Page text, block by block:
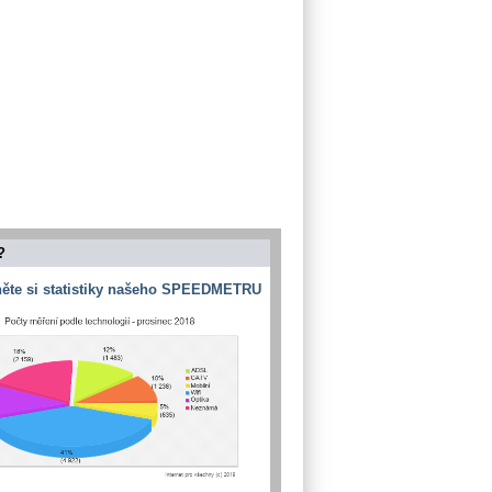
si statistiky našeho SPEEDMETRU